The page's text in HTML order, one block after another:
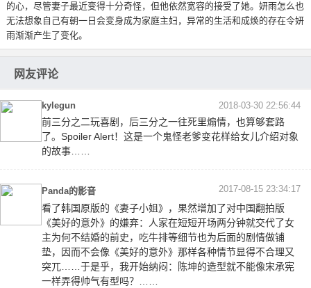
的心，尽管妻子最近变得十分奇怪，但他依然宽容的接受了她。妍雨怎么也
无法想象自己有朝一日会变身成为家庭主妇，异常的生活和成焕的存在令妍
雨渐渐产生了变化。
网友评论
kylegun 2018-03-30 22:56:44
前三分之二玩喜剧，后三分之一往死里煽情，也算够套路
了。Spoiler Alert！这是一个鬼怪老爹变花样给女儿介绍对象
的故事……
Panda的影音 2017-08-15 23:34:17
看了韩国原版的《妻子小姐》，果然增加了对中国翻拍版
《美好的意外》的嫌弃：人家在短短开场两分钟就交代了女
主为何不结婚的前史，吃牛排等细节也为后面的剧情做铺
垫，因而不会像《美好的意外》那样各种情节显得不合理又
突兀……于是乎，我开始纳闷：陈坤的造型就不能像宋承宪
一样弄得帅气有型吗？……